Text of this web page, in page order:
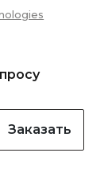
Заказать